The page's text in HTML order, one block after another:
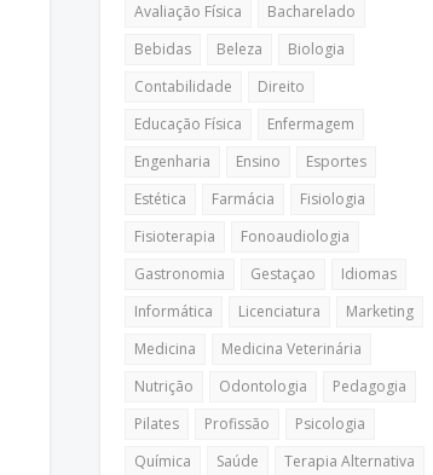
Avaliação Física
Bacharelado
Bebidas
Beleza
Biologia
Contabilidade
Direito
Educação Física
Enfermagem
Engenharia
Ensino
Esportes
Estética
Farmácia
Fisiologia
Fisioterapia
Fonoaudiologia
Gastronomia
Gestaçao
Idiomas
Informática
Licenciatura
Marketing
Medicina
Medicina Veterinária
Nutrição
Odontologia
Pedagogia
Pilates
Profissão
Psicologia
Química
Saúde
Terapia Alternativa